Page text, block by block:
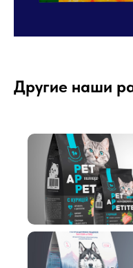
Другие наши
Разработка
упаковки
Appetite"
Разработка